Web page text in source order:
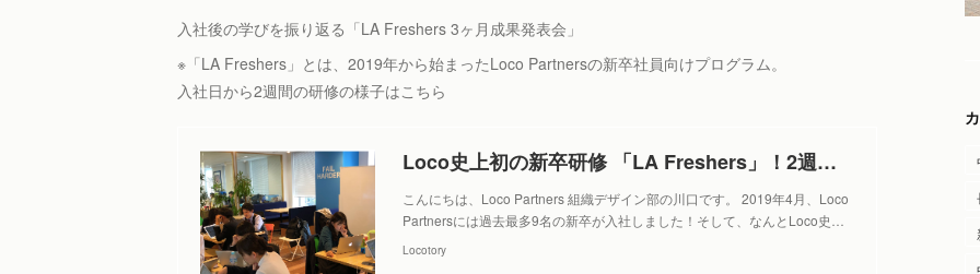
入社後の学びを振り返る「LA Freshers 3ヶ月成果発表会」
※「LA Freshers」とは、2019年から始まったLoco Partnersの新卒社員向けプログラム。
入社日から2週間の研修の様子はこちら
Loco史上初の新卒研修 「LA Freshers」！2週間で垂直成長するための研修内容とは？ - Locotory
こんにちは、Loco Partners 組織デザイン部の川口です。 2019年4月、Loco
Partnersには過去最多9名の新卒が入社しました！そして、なんとLoco史…
Locotory